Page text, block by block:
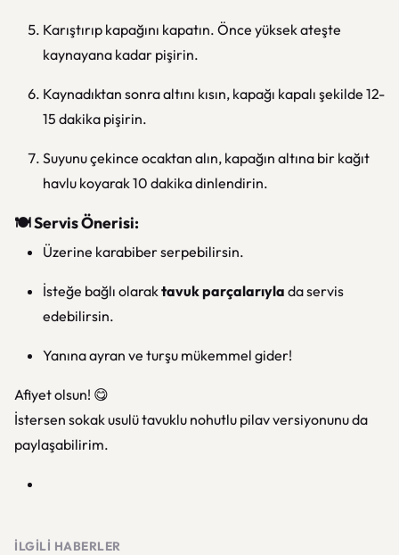
Karıştırıp kapağını kapatın. Önce yüksek ateşte
kaynayana kadar pişirin.
Kaynadıktan sonra altını kısın, kapağı kapalı şekilde 12-
15 dakika pişirin.
Suyunu çekince ocaktan alın, kapağın altına bir kağıt
havlu koyarak 10 dakika dinlendirin.
🍽️ Servis Önerisi:
Üzerine karabiber serpebilirsin.
İsteğe bağlı olaraktavuk parçalarıyla da servis
edebilirsin.
Yanına ayran ve turşu mükemmel gider!
Afiyet olsun! 😋
İstersen sokak usulü tavuklu nohutlu pilav versiyonunu da
paylaşabilirim.
İLGILI HABERLER